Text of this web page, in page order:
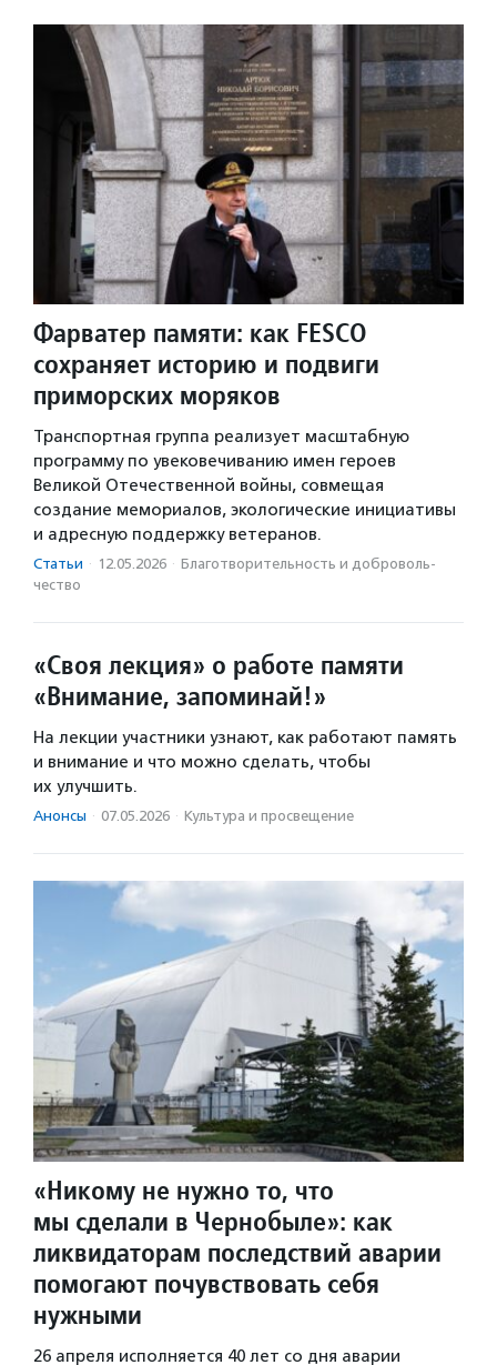
Фарватер памяти: как FESCO
сохраняет историю и подвиги
приморских моряков
Транспортная группа реализует масштабную
программу по увековечиванию имен героев
Великой Отечественной войны, совмещая
создание мемориалов, экологические инициативы
и адресную поддержку ветеранов.
Статьи · 12.05.2026 · Благотвори­тель­ность и доброволь­
чест­во
«Своя лекция» о работе памяти
«Внимание, запоминай!»
На лекции участники узнают, как работают память
и внимание и что можно сделать, чтобы
их улучшить.
Анонсы · 07.05.2026 · Культура и просвещение
«Никому не нужно то, что
мы сделали в Чернобыле»: как
ликвидаторам последствий аварии
помогают почувствовать себя
нужными
26 апреля исполняется 40 лет со дня аварии